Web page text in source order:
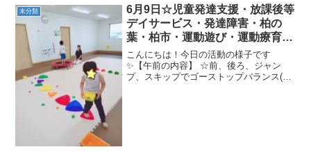
☆柔軟体操（かかしのポーズ・ねじねじ
のポーズ） ...
未分類
6月9日☆児童発達支援・放課後等
デイサービス・発達障害・柏の
葉・柏市・運動遊び・運動療育・
プログラム・楽しい療育
こんにちは！今日の活動の様子です
✨【午前の内容】 ☆前、後ろ、ジャン
プ、スキップでゴーストップバランス(ブ